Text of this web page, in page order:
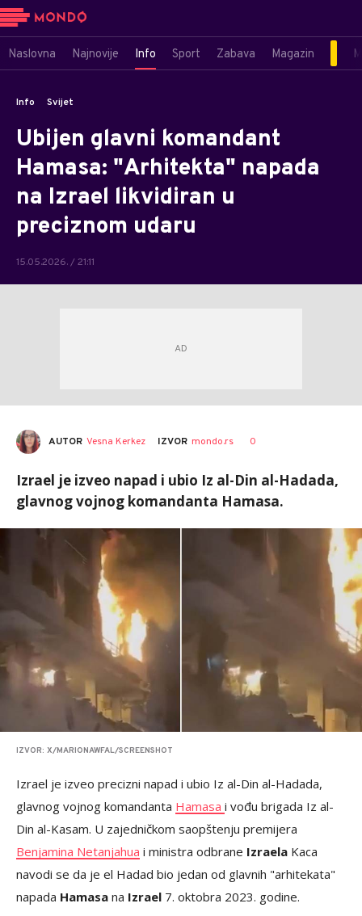
Naslovna Najnovije Info Sport Zabava Magazin
Info Svijet
Ubijen glavni komandant
Hamasa: "Arhitekta" napada
na Izrael likvidiran u
preciznom udaru
15.05.2026. / 21:11
AUTOR Vesna Kerkez IZVOR mondo.rs 0
Izrael je izveo napad i ubio Iz al-Din al-Hadada,
glavnog vojnog komandanta Hamasa.
IZVOR: X/MARIONAWFAL/SCREENSHOT
Izrael je izveo precizni napad i ubio Iz al-Din al-Hadada,
glavnog vojnog komandanta Hamasa i vođu brigada Iz al-
Din al-Kasam. U zajedničkom saopštenju premijera
Benjamina Netanjahua i ministra odbrane Izraela Kaca
navodi se da je el Hadad bio jedan od glavnih "arhitekata"
napada Hamasa na Izrael 7. oktobra 2023. godine.